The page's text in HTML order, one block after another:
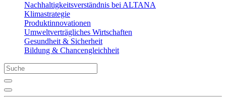
Nachhaltigkeitsverständnis bei ALTANA
Klimastrategie
Produktinnovationen
Umweltverträgliches Wirtschaften
Gesundheit & Sicherheit
Bildung & Chancengleichheit